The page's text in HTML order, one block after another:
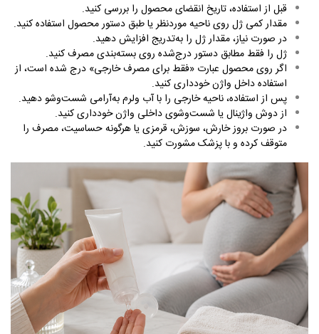
قبل از استفاده، تاریخ انقضای محصول را بررسی کنید.
مقدار کمی ژل روی ناحیه موردنظر یا طبق دستور محصول استفاده کنید.
در صورت نیاز، مقدار ژل را به‌تدریج افزایش دهید.
ژل را فقط مطابق دستور درج‌شده روی بسته‌بندی مصرف کنید.
اگر روی محصول عبارت «فقط برای مصرف خارجی» درج شده است، از
استفاده داخل واژن خودداری کنید.
پس از استفاده، ناحیه خارجی را با آب ولرم به‌آرامی شست‌وشو دهید.
از دوش واژینال یا شست‌وشوی داخلی واژن خودداری کنید.
در صورت بروز خارش، سوزش، قرمزی یا هرگونه حساسیت، مصرف را
متوقف کرده و با پزشک مشورت کنید.